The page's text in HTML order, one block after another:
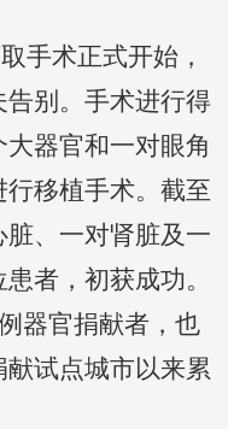
术正式开始，
别。手术进行得
器官和一对眼角
移植手术。截至
、一对肾脏及一
者，初获成功。
官捐献者，也
试点城市以来累